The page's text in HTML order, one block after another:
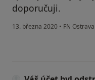
doporučuji.
13. března 2020 • FN